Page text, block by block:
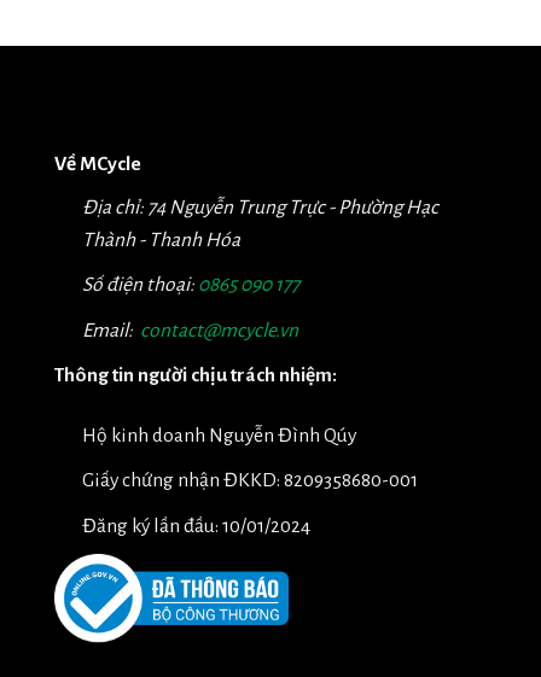
Về MCycle
Địa chỉ: 74 Nguyễn Trung Trực - Phường Hạc
Thành - Thanh Hóa
Số điện thoại: 0865 090 177
Email: contact@mcycle.vn
Thông tin người chịu trách nhiệm:
Hộ kinh doanh Nguyễn Đình Qúy
Giấy chứng nhận ĐKKD: 8209358680-001
Đăng ký lần đầu: 10/01/2024